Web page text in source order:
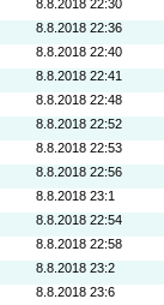
8.8.2018 22:30
8.8.2018 22:36
8.8.2018 22:40
8.8.2018 22:41
8.8.2018 22:48
8.8.2018 22:52
8.8.2018 22:53
8.8.2018 22:56
8.8.2018 23:1
8.8.2018 22:54
8.8.2018 22:58
8.8.2018 23:2
8.8.2018 23:6